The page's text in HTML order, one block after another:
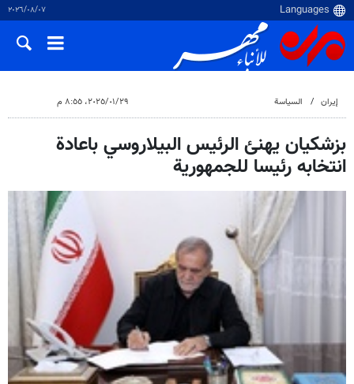
٠٧‏/٠٨‏/٢٠٢٦
إيران السياسة ٢٩‏/٠١‏/٢٠٢٥، ٨:٥٥ م
بزشكيان يهنئ الرئيس البيلاروسي باعادة
انتخابه رئيسا للجمهورية